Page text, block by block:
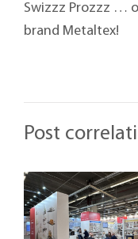
Swizzz Prozzz …
brand Metaltex!
Post correlati